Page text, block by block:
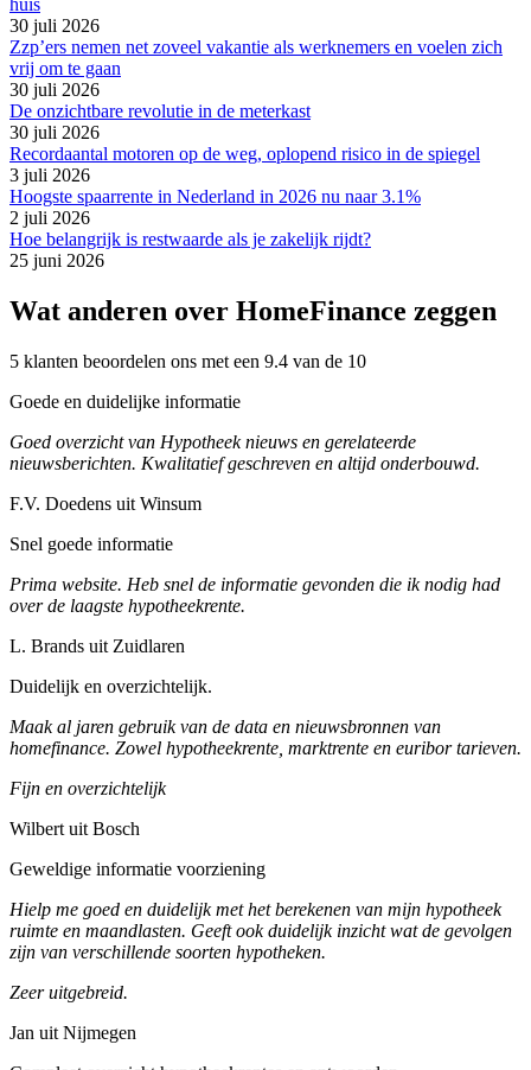
huis
30 juli 2026
Zzp’ers nemen net zoveel vakantie als werknemers en voelen zich
vrij om te gaan
30 juli 2026
De onzichtbare revolutie in de meterkast
30 juli 2026
Recordaantal motoren op de weg, oplopend risico in de spiegel
3 juli 2026
Hoogste spaarrente in Nederland in 2026 nu naar 3.1%
2 juli 2026
Hoe belangrijk is restwaarde als je zakelijk rijdt?
25 juni 2026
Wat anderen over HomeFinance zeggen
5 klanten beoordelen ons met een 9.4 van de 10
Goede en duidelijke informatie
Goed overzicht van Hypotheek nieuws en gerelateerde
nieuwsberichten. Kwalitatief geschreven en altijd onderbouwd.
F.V. Doedens uit Winsum
Snel goede informatie
Prima website. Heb snel de informatie gevonden die ik nodig had
over de laagste hypotheekrente.
L. Brands uit Zuidlaren
Duidelijk en overzichtelijk.
Maak al jaren gebruik van de data en nieuwsbronnen van
homefinance. Zowel hypotheekrente, marktrente en euribor tarieven.
Fijn en overzichtelijk
Wilbert uit Bosch
Geweldige informatie voorziening
Hielp me goed en duidelijk met het berekenen van mijn hypotheek
ruimte en maandlasten. Geeft ook duidelijk inzicht wat de gevolgen
zijn van verschillende soorten hypotheken.
Zeer uitgebreid.
Jan uit Nijmegen